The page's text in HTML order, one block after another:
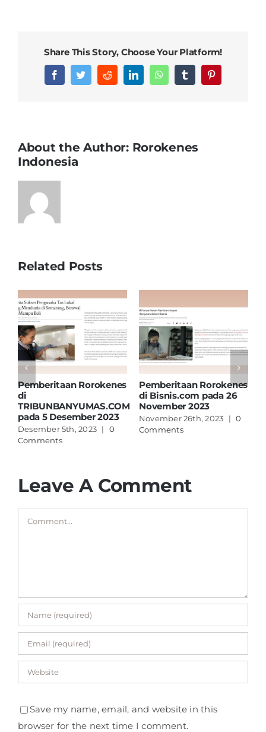
Share This Story, Choose Your Platform!
FacebookTwitterRedditLinkedInWhatsAppTumblrPinterest
About the Author: Rorokenes
Indonesia
Related Posts
Pemberitaan Rorokenes
di
TRIBUNBANYUMAS.COM
pada 5 Desember 2023
Desember 5th, 2023 |
0
Comments
Pemberitaan Rorokenes
di Bisnis.com pada 26
November 2023
November 26th, 2023 | 0
Comments
Leave A Comment
Save my name, email, and website in this
browser for the next time I comment.